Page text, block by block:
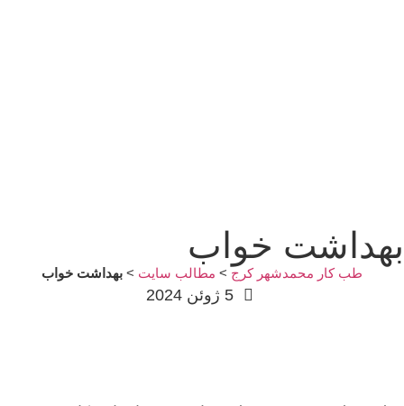
بهداشت خواب
طب کار محمدشهر کرج > مطالب سایت > بهداشت خواب
5 ژوئن 2024